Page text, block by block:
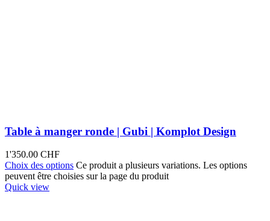
Table à manger ronde | Gubi | Komplot Design
1'350.00 CHF
Choix des options Ce produit a plusieurs variations. Les options
peuvent être choisies sur la page du produit
Quick view